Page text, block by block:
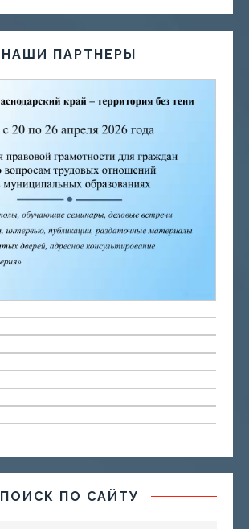
НАШИ ПАРТНЕРЫ
ПОИСК ПО САЙТУ